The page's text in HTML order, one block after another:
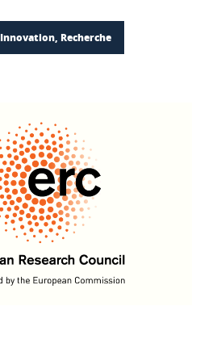
Innovation, Recherche